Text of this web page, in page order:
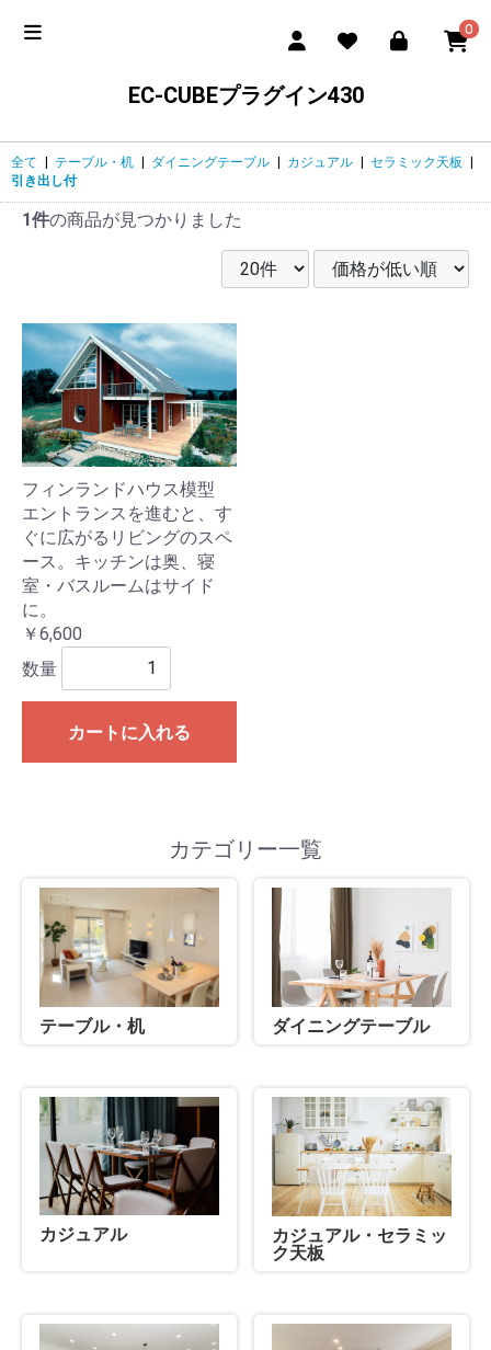
0
EC-CUBEプラグイン430
全て テーブル・机 ダイニングテーブル カジュアル セラミック天板
引き出し付
1件の商品が見つかりました
フィンランドハウス模型
エントランスを進むと、す
ぐに広がるリビングのスペ
ース。キッチンは奥、寝
室・バスルームはサイド
に。
￥6,600
数量
カートに入れる
カテゴリー一覧
テーブル・机 ダイニングテーブル
カジュアル
カジュアル・セラミッ
ク天板